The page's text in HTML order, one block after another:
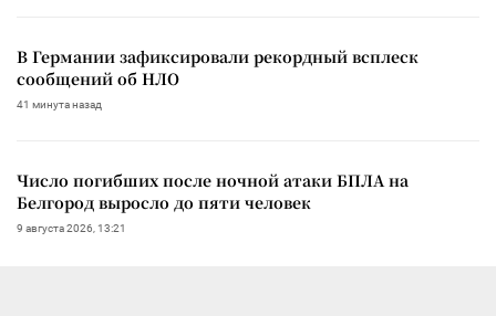
В Германии зафиксировали рекордный всплеск
сообщений об НЛО
41 минута назад
Число погибших после ночной атаки БПЛА на
Белгород выросло до пяти человек
9 августа 2026, 13:21